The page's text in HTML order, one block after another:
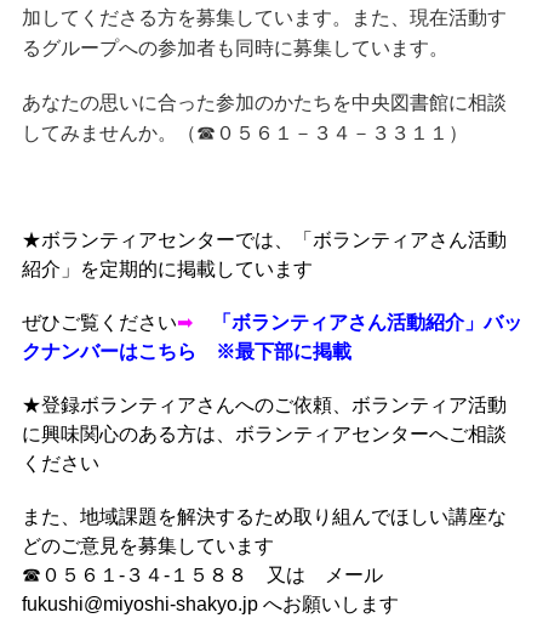
加してくださる方を募集しています。また、現在活動す
るグループへの参加者も同時に募集しています。
あなたの思いに合った参加のかたちを中央図書館に相談
してみませんか。（☎０５６１－３４－３３１１）
★ボランティアセンターでは、「ボランティアさん活動
紹介」を定期的に掲載しています
ぜひご覧ください➡
「ボランティアさん活動紹介」バッ
クナンバーはこちら ※最下部に掲載
★登録ボランティアさんへのご依頼、ボランティア活動
に興味関心のある方は、ボランティアセンターへご相談
ください
また、地域課題を解決するため取り組んでほしい講座な
どのご意見を募集しています
☎０５６１-３４-１５８８ 又は メール
fukushi@miyoshi-shakyo.jp へお願いします